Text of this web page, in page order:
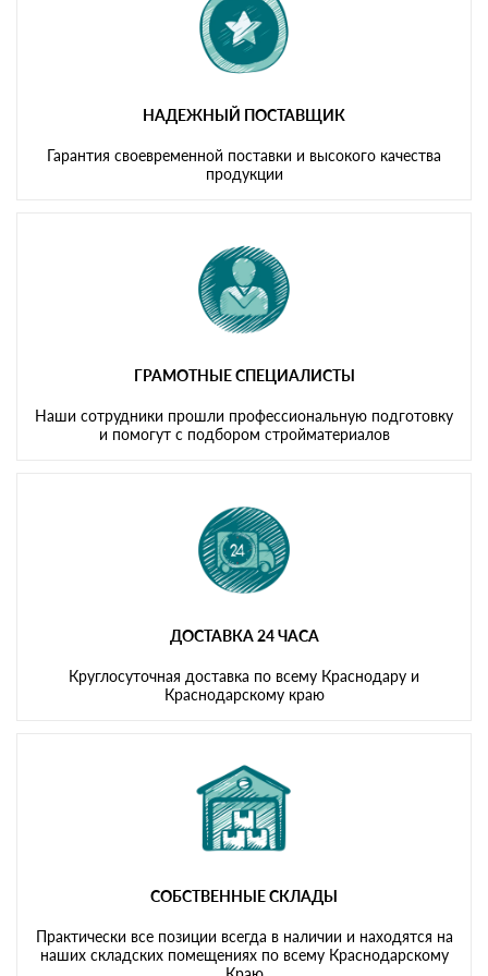
НАДЕЖНЫЙ ПОСТАВЩИК
Гарантия своевременной поставки и высокого качества
продукции
ГРАМОТНЫЕ СПЕЦИАЛИСТЫ
Наши сотрудники прошли профессиональную подготовку
и помогут с подбором стройматериалов
ДОСТАВКА 24 ЧАСА
Круглосуточная доставка по всему Краснодару и
Краснодарскому краю
СОБСТВЕННЫЕ СКЛАДЫ
Практически все позиции всегда в наличии и находятся на
наших складских помещениях по всему Краснодарскому